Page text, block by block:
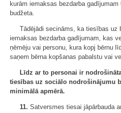
kurām iemaksas bezdarba
budžeta.
Tādējādi secināms, ka tiesības uz
iemaksas bezdarba gadījumam, kas
ņēmēju vai personu, kura kopj bērnu
saņem bērna kopšanas pabalstu vai
Līdz ar to personai ir
tiesības uz sociālo nodrošinājumu
minimālā apmērā.
11. Satversmes tiesai jāpārbauda